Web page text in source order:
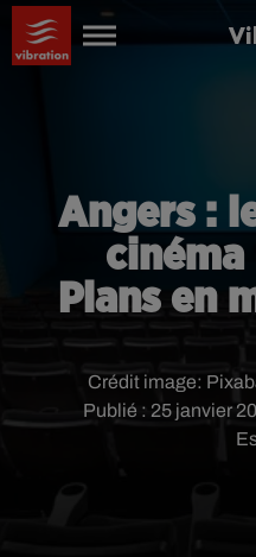
Angers :
cinéma
Plans en
Publié : 25 janvier
Crédit image: